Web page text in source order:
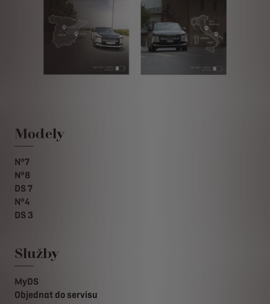
Modely
N°7
N°8
DS 7
N°4
DS 3
Služby
MyDS
Objednat do servisu